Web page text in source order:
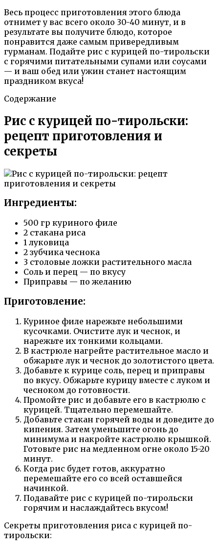
Весь процесс приготовления этого блюда
отнимет у вас всего около 30-40 минут, и в
результате вы получите блюдо, которое
понравится даже самым привередливым
гурманам. Подайте рис с курицей по-тирольски
с горячими питательными супами или соусами
— и ваш обед или ужин станет настоящим
праздником вкуса!
Содержание
Рис с курицей по-тирольски:
рецепт приготовления и
секреты
Ингредиенты:
500 гр куриного филе
2 стакана риса
1 луковица
2 зубчика чеснока
3 столовые ложки растительного масла
Соль и перец — по вкусу
Приправы — по желанию
Приготовление:
Куриное филе нарежьте небольшими
кусочками. Очистите лук и чеснок, и
нарежьте их тонкими кольцами.
В кастрюле нагрейте растительное масло и
обжарьте лук и чеснок до золотистого цвета.
Добавьте к курице соль, перец и приправы
по вкусу. Обжарьте курицу вместе с луком и
чесноком до готовности.
Промойте рис и добавьте его в кастрюлю с
курицей. Тщательно перемешайте.
Добавьте стакан горячей воды и доведите до
кипения. Затем уменьшите огонь до
минимума и накройте кастрюлю крышкой.
Готовьте рис на медленном огне около 15-20
минут.
Когда рис будет готов, аккуратно
перемешайте его со всей оставшейся
начинкой.
Подавайте рис с курицей по-тирольски
горячим и наслаждайтесь вкусом!
Секреты приготовления риса с курицей по-
тирольски: